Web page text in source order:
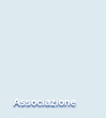
Associazione